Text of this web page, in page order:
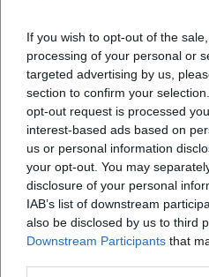
If you wish to opt-out of the
processing of your personal or
targeted advertising by us,
section to confirm your
opt-out request is processed
interest-based ads based on
us or personal information
your opt-out. You may
disclosure of your personal
IAB’s list of downstream
also be disclosed by us to third
Downstream Participants that
Kursnummerder
Buchung und
Ort und Format:
oder Online/Hybrid.
Gebühr/Ermäßigung:
Ermäßigungen für z. B.
Studierende.
Service-Informationen
und Sprechzeiten der